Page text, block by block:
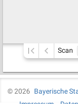
Scan
©2026
Bayerische